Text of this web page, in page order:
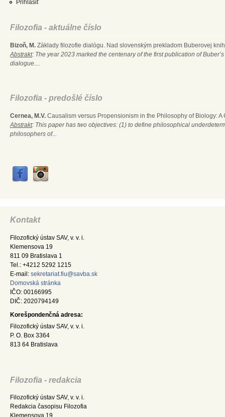
Prihlásiť
Filozofia - aktuálne číslo
Bizoň, M. Základy filozofie dialógu. Nad slovenským prekladom Buberovej
Abstrakt: The year 2023 marked the centenary of the first publication of
dialogue....
Filozofia - predošlé číslo
Cernea, M.V. Causalism versus Propensionism in the Philosophy of Biology:
Abstrakt: This paper has two objectives: (1) to define philosophical
philosophers of...
Kontakt
Filozofický ústav SAV, v. v. i.
Klemensova 19
811 09 Bratislava 1
Tel.: +4212 5292 1215
E-mail: sekretariat.fiu@savba.sk
Domovská stránka
IČO: 00166995
DIČ: 2020794149
Korešpondenčná adresa:
Filozofický ústav SAV, v. v. i.
P. O. Box 3364
813 64 Bratislava
Filozofia - redakcia
Filozofický ústav SAV, v. v. i.
Redakcia časopisu Filozofia